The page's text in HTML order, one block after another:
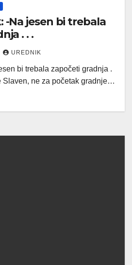
-Na jesen bi trebala
. . .
UREDNIK
bi trebala započeti gradnja .
Slaven, ne za početak gradnje…